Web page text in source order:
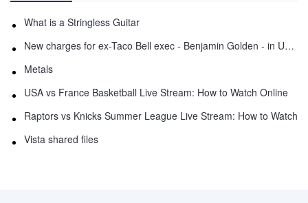
What is a Stringless Guitar
New charges for ex-Taco Bell exec - Benjamin Golden - in Uber fracas
Metals
USA vs France Basketball Live Stream: How to Watch Online
Raptors vs Knicks Summer League Live Stream: How to Watch
Vista shared files